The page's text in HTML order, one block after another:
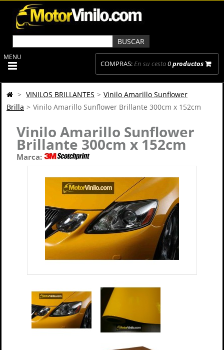
COMPRAS:En su cesta0productos
MENU
> VINILOS BRILLANTES > Vinilo Amarillo Sunflower
Brilla > Vinilo Amarillo Sunflower Brillante 300cm x 152cm
Vinilo Amarillo Sunflower
Brillante 300cm x 152cm
Marca: